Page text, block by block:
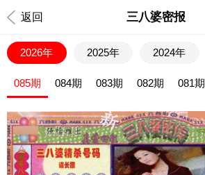
返回 三八婆密报
2026年 2025年 2024年
085期 084期 083期 082期 081期